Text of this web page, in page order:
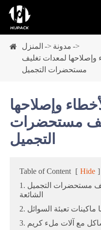
المنزل
مدونة
لمعدات تغليف
مستحضرات التجميل
وإصلاحها
مستحضرات
التجميل
Table of Content [ Hide ]
1. نظرة عامة على معدات تغليف مستحضرات التجميل
الشائعة
ماكينات تعبئة السوائل
مع آلات ملء كريم